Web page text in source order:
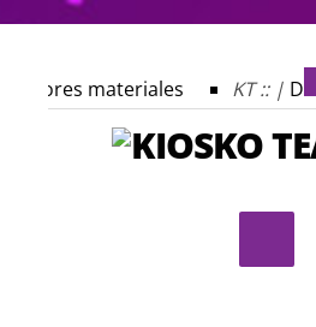
autores materiales KT :: |
del frailejón
¿Actuar lo